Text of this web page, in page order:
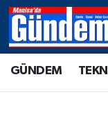
GÜNDEM
Manisa